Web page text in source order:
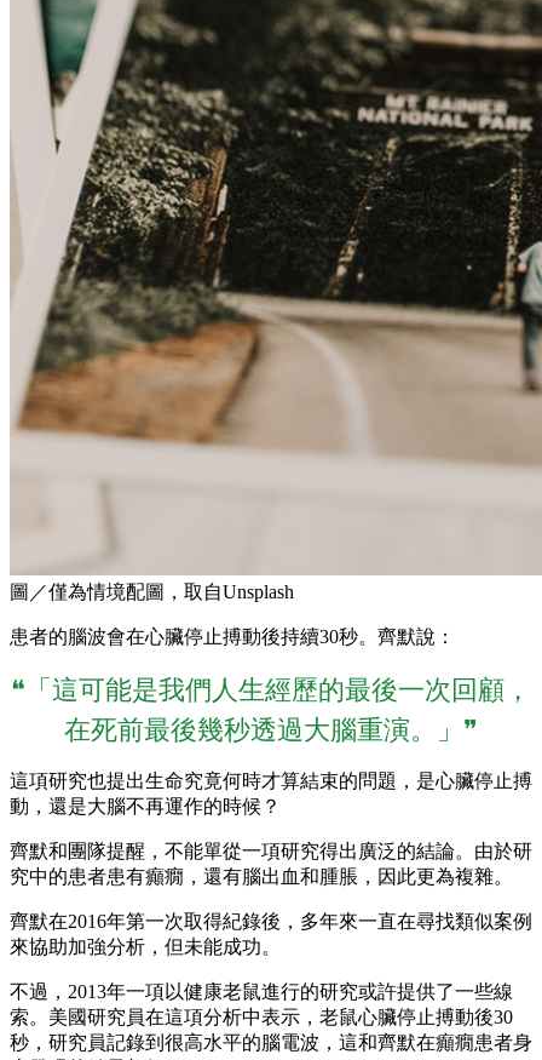
圖／僅為情境配圖，取自Unsplash
患者的腦波會在心臟停止搏動後持續30秒。齊默說：
❝「這可能是我們人生經歷的最後一次回顧，
在死前最後幾秒透過大腦重演。」❞
這項研究也提出生命究竟何時才算結束的問題，是心臟停止搏
動，還是大腦不再運作的時候？
齊默和團隊提醒，不能單從一項研究得出廣泛的結論。由於研
究中的患者患有癲癇，還有腦出血和腫脹，因此更為複雜。
齊默在2016年第一次取得紀錄後，多年來一直在尋找類似案例
來協助加強分析，但未能成功。
不過，2013年一項以健康老鼠進行的研究或許提供了一些線
索。美國研究員在這項分析中表示，老鼠心臟停止搏動後30
秒，研究員記錄到很高水平的腦電波，這和齊默在癲癇患者身